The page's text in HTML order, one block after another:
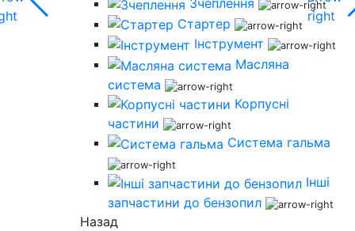
Зчеплення
Стартер
Інструмент
Масляна
система
Корпусні
частини
Система гальма
Інші
запчастини до бензопил
Назад